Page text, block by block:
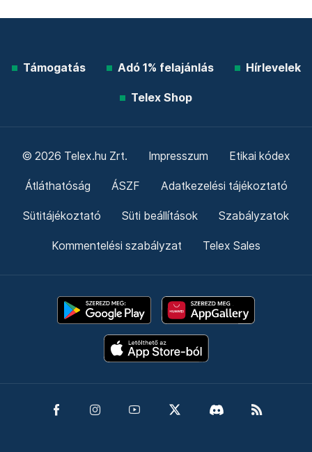
Támogatás Adó 1% felajánlás Hírlevelek
Telex Shop
© 2026 Telex.hu Zrt. Impresszum Etikai kódex
Átláthatóság ÁSZF Adatkezelési tájékoztató
Sütitájékoztató Süti beállítások Szabályzatok
Kommentelési szabályzat Telex Sales